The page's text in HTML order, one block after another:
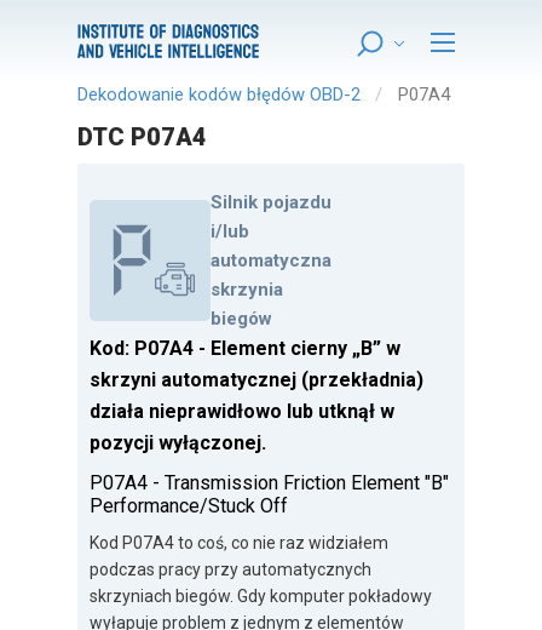
Dekodowanie kodów błędów OBD-2 P07A4
DTC P07A4
Silnik pojazdu
i/lub
automatyczna
skrzynia
biegów
Kod: P07A4 - Element cierny „B” w
skrzyni automatycznej (przekładnia)
działa nieprawidłowo lub utknął w
pozycji wyłączonej.
P07A4 - Transmission Friction Element "B"
Performance/Stuck Off
Kod P07A4 to coś, co nie raz widziałem
podczas pracy przy automatycznych
skrzyniach biegów. Gdy komputer pokładowy
wyłapuje problem z jednym z elementów